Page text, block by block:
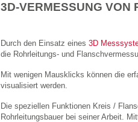
3D-VERMESSUNG VON
Durch den Einsatz eines 3D
die Rohrleitungs- und
Mit wenigen Mausklicks können die
visualisiert werden.
Die speziellen Funktionen Kreis /
Rohrleitungsbauer bei seiner Arbeit.